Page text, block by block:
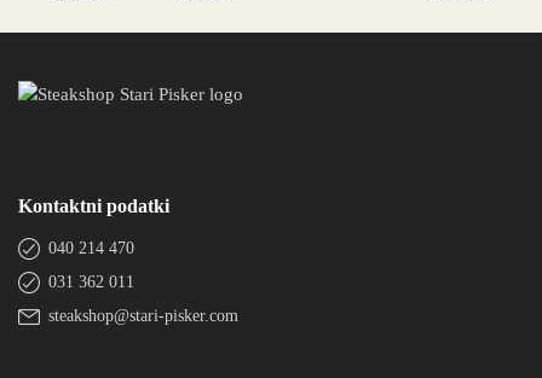
Kontaktni podatki
040 214 470
031 362 011
steakshop@stari-pisker.com